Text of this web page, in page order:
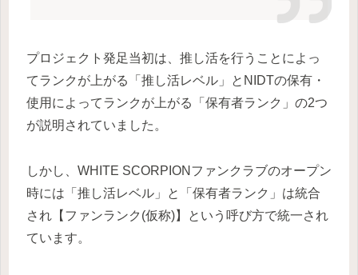
プロジェクト発足当初は、推し活を行うことによっ
てランクが上がる「推し活レベル」とNIDTの保有・
使用によってランクが上がる「保有者ランク」の2つ
が説明されていました。
しかし、WHITE SCORPIONファンクラブのオープン
時には「推し活レベル」と「保有者ランク」は統合
され【ファンランク(仮称)】という呼び方で統一され
ています。